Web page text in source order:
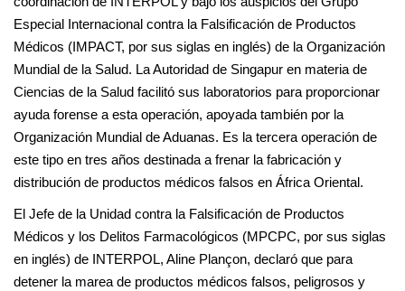
Especial Internacional contra la Falsificación de Productos
Médicos (IMPACT, por sus siglas en inglés) de la Organización
Mundial de la Salud. La Autoridad de Singapur en materia de
Ciencias de la Salud facilitó sus laboratorios para proporcionar
ayuda forense a esta operación, apoyada también por la
Organización Mundial de Aduanas. Es la tercera operación de
este tipo en tres años destinada a frenar la fabricación y
distribución de productos médicos falsos en África Oriental.
El Jefe de la Unidad contra la Falsificación de Productos
Médicos y los Delitos Farmacológicos (MPCPC, por sus siglas
en inglés) de INTERPOL, Aline Plançon, declaró que para
detener la marea de productos médicos falsos, peligrosos y